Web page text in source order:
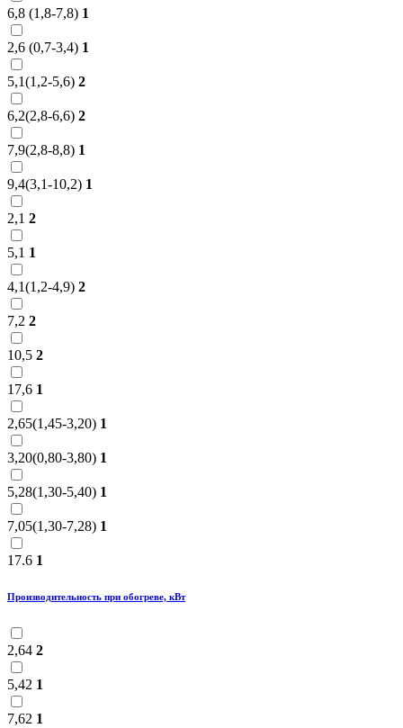
6,8 (1,8-7,8) 1
2,6 (0,7-3,4) 1
5,1(1,2-5,6) 2
6,2(2,8-6,6) 2
7,9(2,8-8,8) 1
9,4(3,1-10,2) 1
2,1 2
5,1 1
4,1(1,2-4,9) 2
7,2 2
10,5 2
17,6 1
2,65(1,45-3,20) 1
3,20(0,80-3,80) 1
5,28(1,30-5,40) 1
7,05(1,30-7,28) 1
17.6 1
Производительность при обогреве, кВт
2,64 2
5,42 1
7,62 1